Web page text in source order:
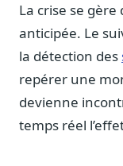
Charte IA
Fiabilité,
Sécurité
Hébergement
Presse
Kit média,
La crise se gère
anticipée. Le
la détection des
repérer une
devienne
temps réel